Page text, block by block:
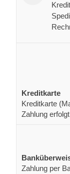
Kreditkarte
Kreditkarte
Zahlung
Zahlung per